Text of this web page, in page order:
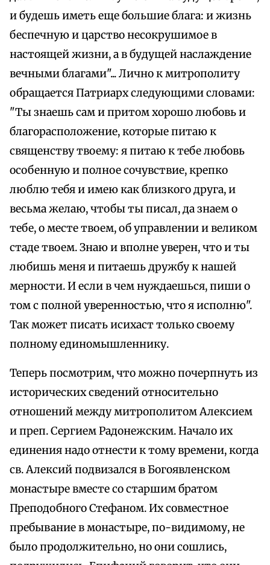
и будешь иметь еще большие блага: и жизнь
беспечную и царство несокрушимое в
настоящей жизни, а в будущей наслаждение
вечными благами"... Лично к митрополиту
обращается Патриарх следующими словами:
"Ты знаешь сам и притом хорошо любовь и
благорасположение, которые питаю к
священству твоему: я питаю к тебе любовь
особенную и полное сочувствие, крепко
люблю тебя и имею как близкого друга, и
весьма желаю, чтобы ты писал, да знаем о
тебе, о месте твоем, об управлении и великом
стаде твоем. Знаю и вполне уверен, что и ты
любишь меня и питаешь дружбу к нашей
мерности. И если в чем нуждаешься, пиши о
том с полной уверенностью, что я исполню".
Так может писать исихаст только своему
полному единомышленнику.
Теперь посмотрим, что можно почерпнуть из
исторических сведений относительно
отношений между митрополитом Алексием
и преп. Сергием Радонежским. Начало их
единения надо отнести к тому времени, когда
св. Алексий подвизался в Богоявленском
монастыре вместе со старшим братом
Преподобного Стефаном. Их совместное
пребывание в монастыре, по-видимому, не
было продолжительно, но они сошлись,